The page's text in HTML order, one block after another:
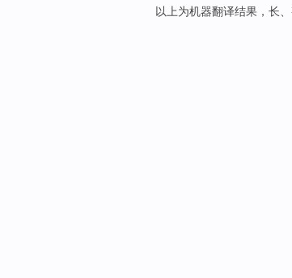
以上为机器翻译结果，长